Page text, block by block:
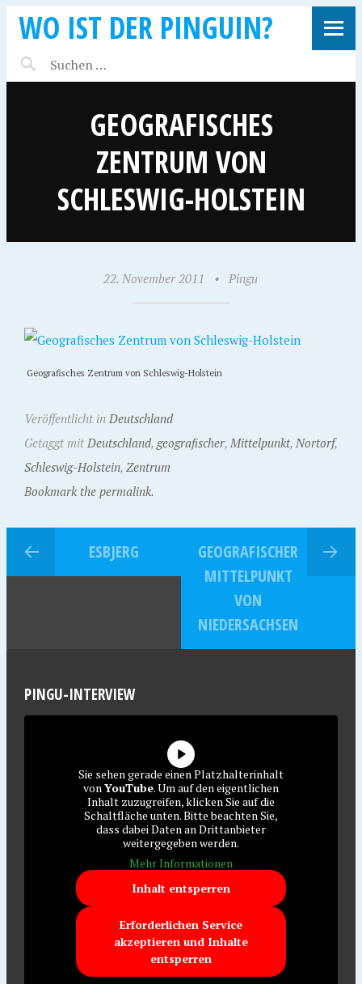
WO IST DER PINGUIN?
GEOGRAFISCHES
ZENTRUM VON
SCHLESWIG-HOLSTEIN
22. November 2011 • Pingu
Geografisches Zentrum von Schleswig-Holstein
Veröffentlicht in Deutschland
Getaggt mit Deutschland,geografischer, Mittelpunkt, Nortorf,
Schleswig-Holstein, Zentrum
Bookmark the permalink.
ESBJERG
GEOGRAFISCHER
MITTELPUNKT
VON
NIEDERSACHSEN
PINGU-INTERVIEW
Sie sehen gerade einen Platzhalterinhalt
vonYouTube. Um auf den eigentlichen
Inhalt zuzugreifen, klicken Sie auf die
Schaltfläche unten. Bitte beachten Sie,
dass dabei Daten an Drittanbieter
weitergegeben werden.
Mehr Informationen
Inhalt entsperren
Erforderlichen Service
akzeptieren und Inhalte
entsperren